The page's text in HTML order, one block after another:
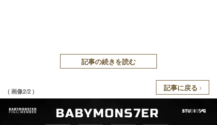
記事の続きを読む
( 画像2/2 ) 記事に戻る